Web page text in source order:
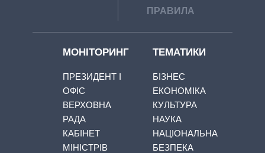
ПРАВИЛА
МОНІТОРИНГ
ПРЕЗИДЕНТ І
ОФІС
ВЕРХОВНА
РАДА
КАБІНЕТ
МІНІСТРІВ
ТЕМАТИКИ
БІЗНЕС
ЕКОНОМІКА
КУЛЬТУРА
НАУКА
НАЦІОНАЛЬНА
БЕЗПЕКА